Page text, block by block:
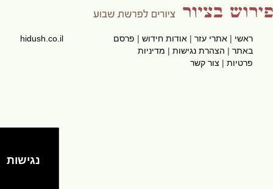
ראשי|אתרי עזר|אודות חידוש|פרסם
באתר|הצהרת נגישות|מדיניות
פרטיות|צור קשר
hidush.co.il
נגישות